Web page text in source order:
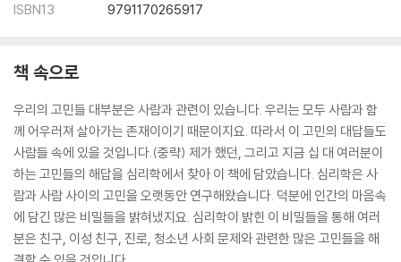
ISBN13
9791170265917
책 속으로
우리의 고민들 대부분은 사람과 관련이 있습니다. 우리는 모두 사람과 함
께 어우러져 살아가는 존재이이기 때문이지요. 따라서 이 고민의 대답들도
사람들 속에 있을 것입니다.(중략) 제가 했던, 그리고 지금 십 대 여러분이
하는 고민들의 해답을 심리학에서 찾아 이 책에 담았습니다. 심리학은 사
람과 사람 사이의 고민을 오랫동안 연구해왔습니다. 덕분에 인간의 마음속
에 담긴 많은 비밀들을 밝혀냈지요. 심리학이 밝힌 이 비밀들을 통해 여러
분은 친구, 이성 친구, 진로, 청소년 사회 문제와 관련한 많은 고민들을 해